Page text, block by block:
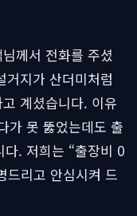
께서 전화를 주셨
지가 산더미처럼
계셨습니다. 이유
가 못 뚫었는데도 출
다. 저희는 “출장비 0
드리고 안심시켜 드